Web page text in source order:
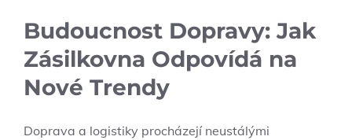
Budoucnost Dopravy: Jak
Zásilkovna Odpovídá na
Nové Trendy
Doprava a logistiky procházejí neustálými